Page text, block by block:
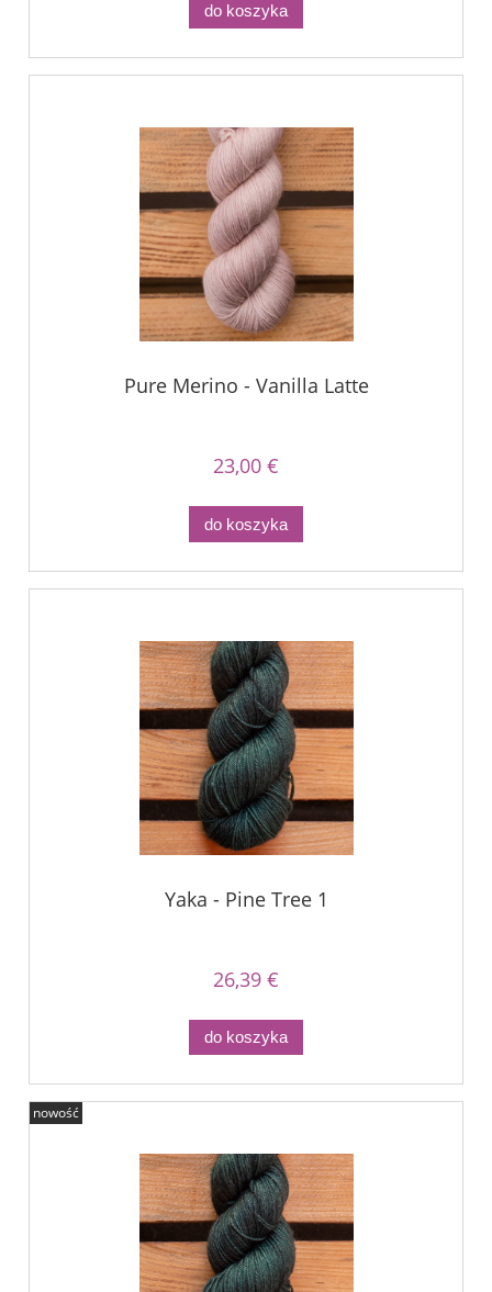
do koszyka
Pure Merino - Vanilla Latte
23,00 €
do koszyka
Yaka - Pine Tree 1
26,39 €
do koszyka
nowość